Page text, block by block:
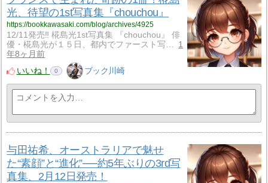
光、待望の1st写真集『chouchou』
https://bookkawasaki.com/blog/archives/4925
12/11発売‼ 椛島光1st写真集 『chouchou』 俳
優・椛島光が１５日、都内でファースト写…
1
年8ヶ月前
いいね！
0 ブック川崎
与田祐希、オーストラリアで魅せ
た“素顔”と“進化”──約5年ぶりの3rd写
真集、2月12日発売！